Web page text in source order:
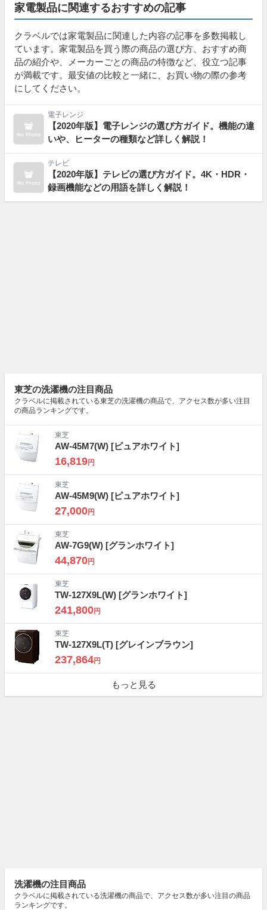
家電製品に関連するおすすめの記事
クラベルでは家電製品に関連した内容の記事を多数掲載し
ています。家電製品を買う際の商品の選び方、おすすめ商
品の紹介や、メーカーごとの商品の特徴など、役立つ記事
が満載です。最安値の比較と一緒に、お買い物の際の参考
にしてください。
電子レンジ
【2020年版】電子レンジの選び方ガイド。機能の違
いや、ヒーターの種類など詳しく解説！
テレビ
【2020年版】テレビの選び方ガイド。4K・HDR・
録画機能などの用語を詳しく解説！
東芝の洗濯機の注目商品
クラベルに掲載されている東芝の洗濯機の商品で、アクセス数が多い注目
の商品ランキングです。
東芝
AW-45M7(W) [ピュアホワイト]
16,819円
東芝
AW-45M9(W) [ピュアホワイト]
27,000円
東芝
AW-7G9(W) [グランホワイト]
44,870円
東芝
TW-127X9L(W) [グランホワイト]
241,800円
東芝
TW-127X9L(T) [グレインブラウン]
237,864円
もっと見る
洗濯機の注目商品
クラベルに掲載されている洗濯機の商品で、アクセス数が多い注目の商品
ランキングです。